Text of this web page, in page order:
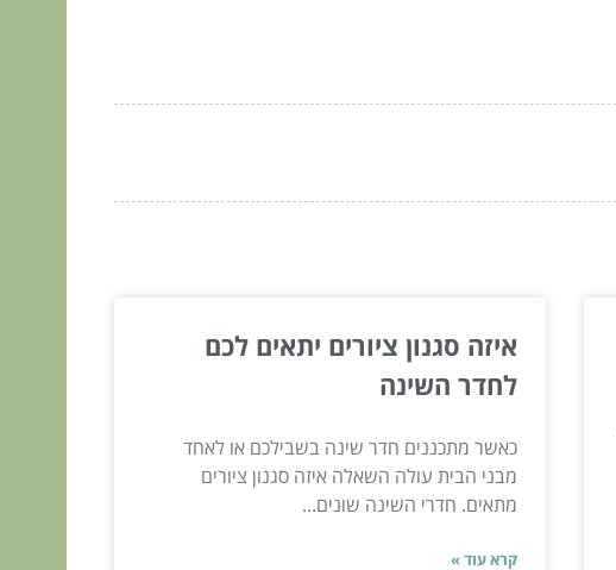
איזה סגנון ציורים יתאים לכם
לחדר השינה
כאשר מתכננים חדר שינה בשבילכם או לאחד
מבני הבית עולה השאלה איזה סגנון ציורים
מתאים. חדרי השינה שונים...
קרא עוד »